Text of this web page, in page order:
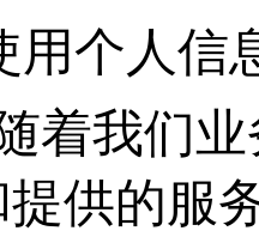
用个人信
着我们
提供的服